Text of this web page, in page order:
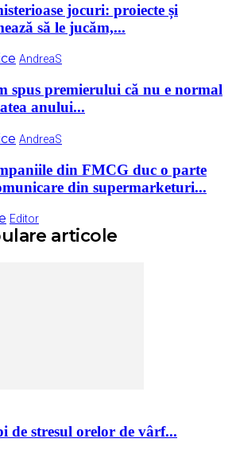
jocuri: proiecte și
să le jucăm,...
AndreaS
spus premierului că nu e normal
anului...
AndreaS
din FMCG duc o parte
din supermarketuri...
Editor
articole
de stresul orelor de vârf...